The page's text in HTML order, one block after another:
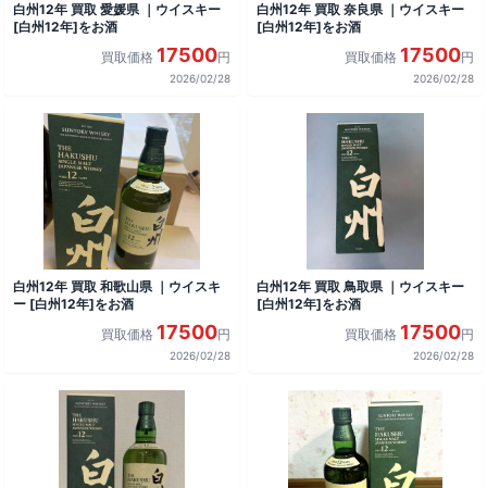
白州12年 買取 愛媛県 ｜ウイスキー
[白州12年]をお酒
買取価格 17500円
2026/02/28
白州12年 買取 奈良県 ｜ウイスキー
[白州12年]をお酒
買取価格 17500円
2026/02/28
白州12年 買取 和歌山県 ｜ウイスキ
ー [白州12年]をお酒
買取価格 17500円
2026/02/28
白州12年 買取 鳥取県 ｜ウイスキー
[白州12年]をお酒
買取価格 17500円
2026/02/28